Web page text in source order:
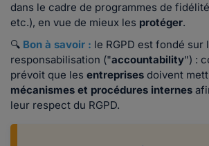
dans le cadre de programmes de
etc.), en vue de mieux les protéger.
🔍 Bon à savoir : le RGPD est fondé sur
responsabilisation ("accountability") :
prévoit que les entreprises doivent
mécanismes et procédures internes
leur respect du RGPD.